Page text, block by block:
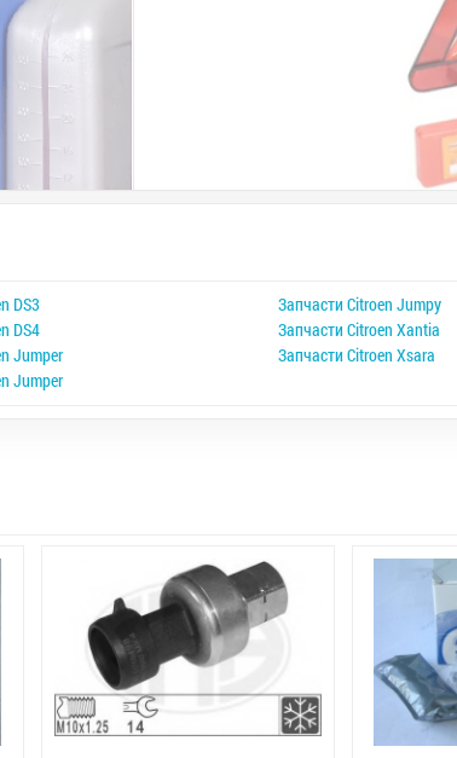
DS3
DS4
Jumper
Jumper
Запчасти Citroen Jumpy
Запчасти Citroen Xantia
Запчасти Citroen Xsara